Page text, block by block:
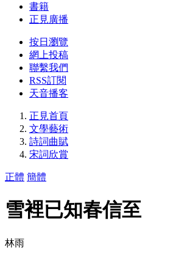
書籍
正見廣播
按日瀏覽
網上投稿
聯繫我們
RSS訂閱
天音播客
正見首頁
文學藝術
詩詞曲賦
宋詞欣賞
正體 簡體
雪裡已知春信至
林雨